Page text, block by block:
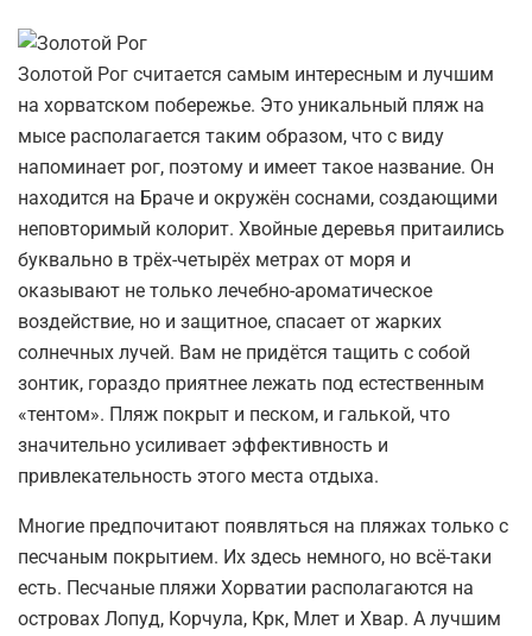
Золотой Рог считается самым интересным и лучшим
на хорватском побережье. Это уникальный пляж на
мысе располагается таким образом, что с виду
напоминает рог, поэтому и имеет такое название. Он
находится на Браче и окружён соснами, создающими
неповторимый колорит. Хвойные деревья притаились
буквально в трёх-четырёх метрах от моря и
оказывают не только лечебно-ароматическое
воздействие, но и защитное, спасает от жарких
солнечных лучей. Вам не придётся тащить с собой
зонтик, гораздо приятнее лежать под естественным
«тентом». Пляж покрыт и песком, и галькой, что
значительно усиливает эффективность и
привлекательность этого места отдыха.
Многие предпочитают появляться на пляжах только с
песчаным покрытием. Их здесь немного, но всё-таки
есть. Песчаные пляжи Хорватии располагаются на
островах Лопуд, Корчула, Крк, Млет и Хвар. А лучшим